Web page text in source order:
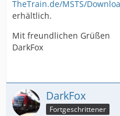
TheTrain.de/MSTS/
erhältlich.
Mit freundlichen Grüßen
DarkFox
DarkFox
Fortgeschrittener